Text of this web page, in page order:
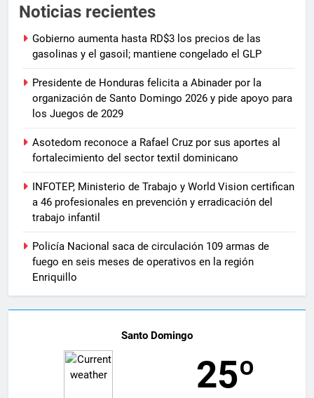
Noticias recientes
Gobierno aumenta hasta RD$3 los precios de las
gasolinas y el gasoil; mantiene congelado el GLP
Presidente de Honduras felicita a Abinader por la
organización de Santo Domingo 2026 y pide apoyo para
los Juegos de 2029
Asotedom reconoce a Rafael Cruz por sus aportes al
fortalecimiento del sector textil dominicano
INFOTEP, Ministerio de Trabajo y World Vision certifican
a 46 profesionales en prevención y erradicación del
trabajo infantil
Policía Nacional saca de circulación 109 armas de
fuego en seis meses de operativos en la región
Enriquillo
Santo Domingo
25º